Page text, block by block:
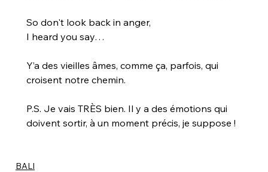
So don't look back in anger,
I heard you say…
Y’a des vieilles âmes, comme ça, parfois, qui
croisent notre chemin.
P.S. Je vais TRÈS bien. Il y a des émotions qui
doivent sortir, à un moment précis, je suppose !
BALI